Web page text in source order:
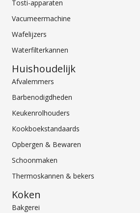
Tosti-apparaten
Vacumeermachine
Wafelijzers
Waterfilterkannen
Huishoudelijk
Afvalemmers
Barbenodigdheden
Keukenrolhouders
Kookboekstandaards
Opbergen & Bewaren
Schoonmaken
Thermoskannen & bekers
Koken
Bakgerei